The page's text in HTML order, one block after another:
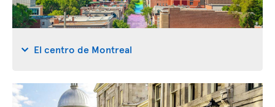
El centro de Montreal